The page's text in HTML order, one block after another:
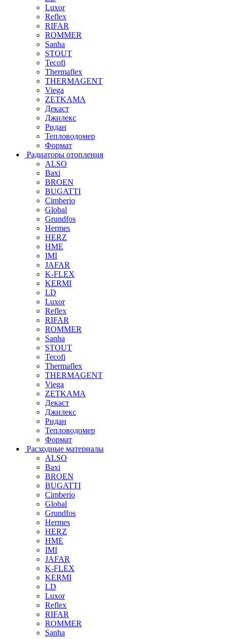
Luxor
Reflex
RIFAR
ROMMER
Sanha
STOUT
Tecofi
Thermaflex
THERMAGENT
Viega
ZETKAMA
Декаст
Джилекс
Ридан
Тепловодомер
Формат
Радиаторы отопления
ALSO
Baxi
BROEN
BUGATTI
Cimberio
Global
Grundfos
Hermes
HERZ
HME
IMI
JAFAR
K-FLEX
KERMI
LD
Luxor
Reflex
RIFAR
ROMMER
Sanha
STOUT
Tecofi
Thermaflex
THERMAGENT
Viega
ZETKAMA
Декаст
Джилекс
Ридан
Тепловодомер
Формат
Расходные материалы
ALSO
Baxi
BROEN
BUGATTI
Cimberio
Global
Grundfos
Hermes
HERZ
HME
IMI
JAFAR
K-FLEX
KERMI
LD
Luxor
Reflex
RIFAR
ROMMER
Sanha